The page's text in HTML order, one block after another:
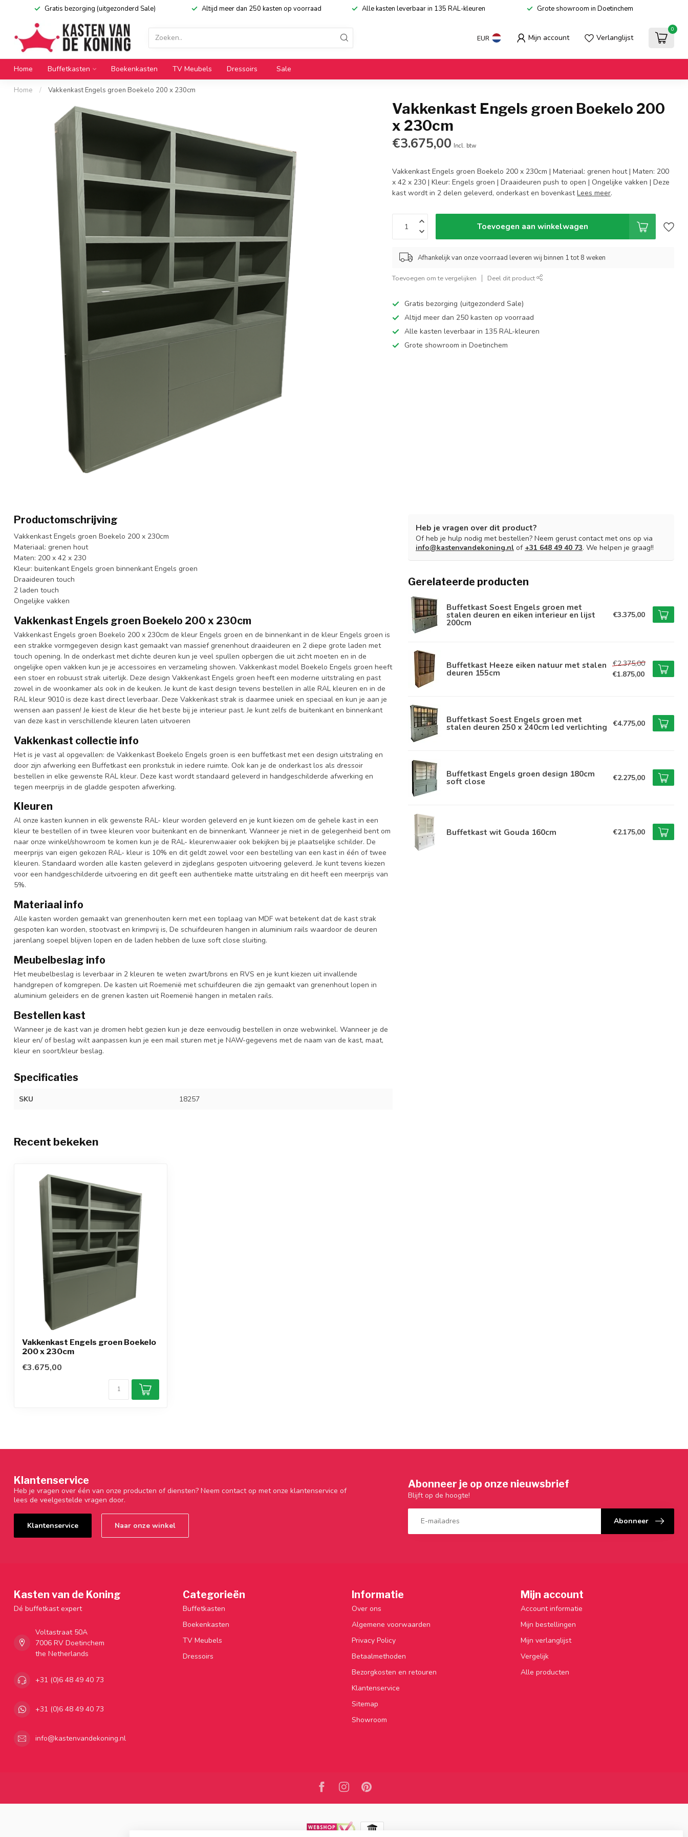
Gratis bezorging (uitgezonderd Sale) Altijd meer dan 250 kasten op voorraad Alle kasten leverbaar in 135 RAL-kleuren Grote showroom in Doetinchem
EUR Mijn account Verlanglijst
0
Home Buffetkasten Boekenkasten TV Meubels Dressoirs Sale
Home / Vakkenkast Engels groen Boekelo 200 x 230cm
Vakkenkast Engels groen Boekelo 200
x 230cm
€3.675,00 Incl. btw
Vakkenkast Engels groen Boekelo 200 x 230cm | Materiaal: grenen hout | Maten: 200
x 42 x 230 | Kleur: Engels groen | Draaideuren push to open | Ongelijke vakken | Deze
kast wordt in 2 delen geleverd, onderkast en bovenkastLees meer.
Toevoegen aan winkelwagen
Afhankelijk van onze voorraad leveren wij binnen 1 tot 8 weken
Toevoegen om te vergelijken Deel dit product
Gratis bezorging (uitgezonderd Sale)
Altijd meer dan 250 kasten op voorraad
Alle kasten leverbaar in 135 RAL-kleuren
Grote showroom in Doetinchem
Productomschrijving
Vakkenkast Engels groen Boekelo 200 x 230cm
Materiaal: grenen hout
Maten: 200 x 42 x 230
Kleur: buitenkant Engels groen binnenkant Engels groen
Draaideuren touch
2 laden touch
Ongelijke vakken
Vakkenkast Engels groen Boekelo 200 x 230cm
Vakkenkast Engels groen Boekelo 200 x 230cm de kleur Engels groen en de binnenkant in de kleur Engels groen is
een strakke vormgegeven design kast gemaakt van massief grenenhout draaideuren en 2 diepe grote laden met
touch opening. In de onderkast met dichte deuren kun je veel spullen opbergen die uit zicht moeten en in de
ongelijke open vakken kun je je accessoires en verzameling showen. Vakkenkast model Boekelo Engels groen heeft
een stoer en robuust strak uiterlijk. Deze design Vakkenkast Engels groen heeft een moderne uitstraling en past
zowel in de woonkamer als ook in de keuken. Je kunt de kast design tevens bestellen in alle RAL kleuren en in de
RAL kleur 9010 is deze kast direct leverbaar. Deze Vakkenkast strak is daarmee uniek en speciaal en kun je aan je
wensen aan passen! Je kiest de kleur die het beste bij je interieur past. Je kunt zelfs de buitenkant en binnenkant
van deze kast in verschillende kleuren laten uitvoeren
Vakkenkast collectie info
Het is je vast al opgevallen: de Vakkenkast Boekelo Engels groen is een buffetkast met een design uitstraling en
door zijn afwerking een Buffetkast een pronkstuk in iedere ruimte. Ook kan je de onderkast los als dressoir
bestellen in elke gewenste RAL kleur. Deze kast wordt standaard geleverd in handgeschilderde afwerking en
tegen meerprijs in de gladde gespoten afwerking.
Kleuren
Al onze kasten kunnen in elk gewenste RAL- kleur worden geleverd en je kunt kiezen om de gehele kast in een
kleur te bestellen of in twee kleuren voor buitenkant en de binnenkant. Wanneer je niet in de gelegenheid bent om
naar onze winkel/showroom te komen kun je de RAL- kleurenwaaier ook bekijken bij je plaatselijke schilder. De
meerprijs van eigen gekozen RAL- kleur is 10% en dit geldt zowel voor een bestelling van een kast in één of twee
kleuren. Standaard worden alle kasten geleverd in zijdeglans gespoten uitvoering geleverd. Je kunt tevens kiezen
voor een handgeschilderde uitvoering en dit geeft een authentieke matte uitstraling en dit heeft een meerprijs van
5%.
Materiaal info
Alle kasten worden gemaakt van grenenhouten kern met een toplaag van MDF wat betekent dat de kast strak
gespoten kan worden, stootvast en krimpvrij is, De schuifdeuren hangen in aluminium rails waardoor de deuren
jarenlang soepel blijven lopen en de laden hebben de luxe soft close sluiting.
Meubelbeslag info
Het meubelbeslag is leverbaar in 2 kleuren te weten zwart/brons en RVS en je kunt kiezen uit invallende
handgrepen of komgrepen. De kasten uit Roemenië met schuifdeuren die zijn gemaakt van grenenhout lopen in
aluminium geleiders en de grenen kasten uit Roemenië hangen in metalen rails.
Bestellen kast
Wanneer je de kast van je dromen hebt gezien kun je deze eenvoudig bestellen in onze webwinkel. Wanneer je de
kleur en/ of beslag wilt aanpassen kun je een mail sturen met je NAW-gegevens met de naam van de kast, maat,
kleur en soort/kleur beslag.
Specificaties
SKU 18257
Heb je vragen over dit product?
Of heb je hulp nodig met bestellen? Neem gerust contact met ons op via
info@kastenvandekoning.nl of +31 648 49 40 73. We helpen je graag!!
Gerelateerde producten
Buffetkast Soest Engels groen met
stalen deuren en eiken interieur en lijst
200cm
€3.375,00
Buffetkast Heeze eiken natuur met stalen
deuren 155cm
€2.375,00
€1.875,00
Buffetkast Soest Engels groen met
stalen deuren 250 x 240cm led verlichting €4.775,00
Buffetkast Engels groen design 180cm
soft close €2.275,00
Buffetkast wit Gouda 160cm €2.175,00
Recent bekeken
Vakkenkast Engels groen Boekelo
200 x 230cm
€3.675,00
Klantenservice
Heb je vragen over één van onze producten of diensten? Neem contact op met onze klantenservice of
lees de veelgestelde vragen door.
Klantenservice Naar onze winkel
Abonneer je op onze nieuwsbrief
Blijft op de hoogte!
Abonneer
Kasten van de Koning
Dé buffetkast expert
Voltastraat 50A
7006 RV Doetinchem
the Netherlands
+31 (0)6 48 49 40 73
+31 (0)6 48 49 40 73
info@kastenvandekoning.nl
Categorieën
Buffetkasten
Boekenkasten
TV Meubels
Dressoirs
Informatie
Over ons
Algemene voorwaarden
Privacy Policy
Betaalmethoden
Bezorgkosten en retouren
Klantenservice
Sitemap
Showroom
Mijn account
Account informatie
Mijn bestellingen
Mijn verlanglijst
Vergelijk
Alle producten